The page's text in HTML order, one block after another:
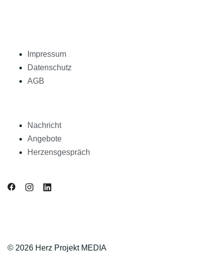
Impressum
Datenschutz
AGB
Nachricht
Angebote
Herzensgespräch
© 2026 Herz Projekt MEDIA